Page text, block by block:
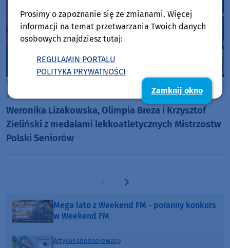
Sport
poniedziałek, 27 lipca 2026, 13:51
Weronika Lizakowska, Olimpia Breza i Krzysztof
Zieliński z medalami lekkoatletycznych Mistrzostw
Polski Seniorów
Poprzednia strona
Następna strona
Mega lato z Weekend FM - poranny konkurs
w Weekend FM
Artykuł sponsorowany
Prosimy o zapoznanie się ze zmianami. Więcej
informacji na temat przetwarzania Twoich danych
osobowych znajdziesz tutaj:
REGULAMIN PORTALU
POLITYKA PRYWATNOŚCI
Zamknij okno